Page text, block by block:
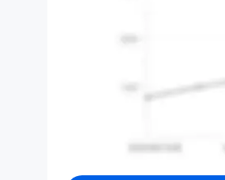
少ない労働人口でも持続
オートメーションテク
何をしているのか